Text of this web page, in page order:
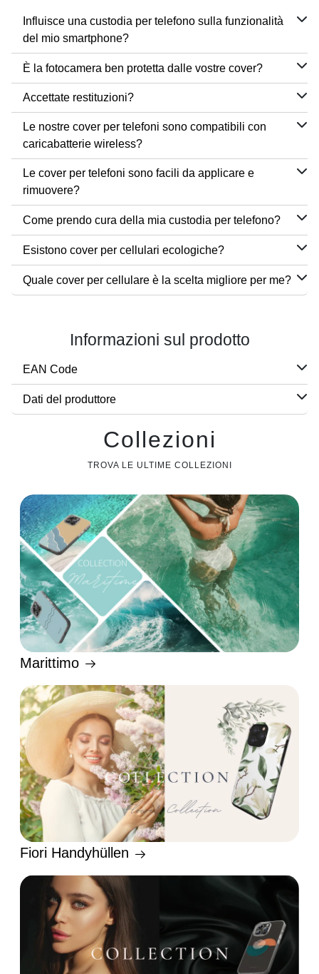
Influisce una custodia per telefono sulla funzionalità
del mio smartphone?
È la fotocamera ben protetta dalle vostre cover?
Accettate restituzioni?
Le nostre cover per telefoni sono compatibili con
caricabatterie wireless?
Le cover per telefoni sono facili da applicare e
rimuovere?
Come prendo cura della mia custodia per telefono?
Esistono cover per cellulari ecologiche?
Quale cover per cellulare è la scelta migliore per me?
Informazioni sul prodotto
EAN Code
Dati del produttore
Collezioni
TROVA LE ULTIME COLLEZIONI
Marittimo
Fiori Handyhüllen